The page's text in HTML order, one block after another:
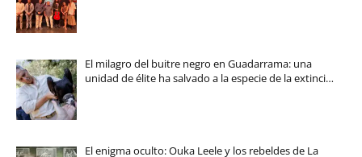
El milagro del buitre negro en Guadarrama: una
unidad de élite ha salvado a la especie de la extinci…
El enigma oculto: Ouka Leele y los rebeldes de La